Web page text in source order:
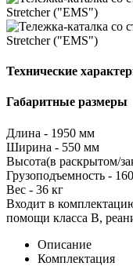
Технические
Габаритные размеры
Длина - 1950 мм
Ширина - 550 мм
Высота(в раскрытом/
Грузоподъемность -
Вес - 36 кг
Входит в
помощи класса В,
Описание
Комплектация